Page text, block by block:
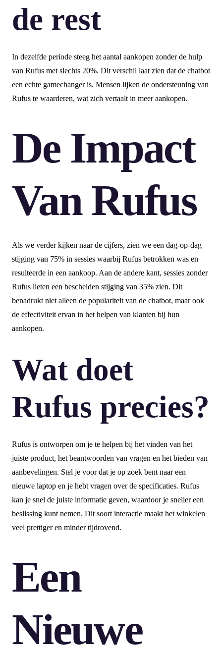
de rest
In dezelfde periode steeg het aantal aankopen zonder de hulp
van Rufus met slechts 20%. Dit verschil laat zien dat de chatbot
een echte gamechanger is. Mensen lijken de ondersteuning van
Rufus te waarderen, wat zich vertaalt in meer aankopen.
De Impact
Van Rufus
Als we verder kijken naar de cijfers, zien we een dag-op-dag
stijging van 75% in sessies waarbij Rufus betrokken was en
resulteerde in een aankoop. Aan de andere kant, sessies zonder
Rufus lieten een bescheiden stijging van 35% zien. Dit
benadrukt niet alleen de populariteit van de chatbot, maar ook
de effectiviteit ervan in het helpen van klanten bij hun
aankopen.
Wat doet
Rufus precies?
Rufus is ontworpen om je te helpen bij het vinden van het
juiste product, het beantwoorden van vragen en het bieden van
aanbevelingen. Stel je voor dat je op zoek bent naar een
nieuwe laptop en je hebt vragen over de specificaties. Rufus
kan je snel de juiste informatie geven, waardoor je sneller een
beslissing kunt nemen. Dit soort interactie maakt het winkelen
veel prettiger en minder tijdrovend.
Een
Nieuwe